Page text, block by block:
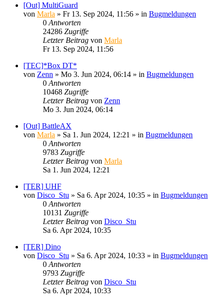
[Out] MultiGuard
von Marla » Fr 13. Sep 2024, 11:56 » in Bugmeldungen
0 Antworten
24286 Zugriffe
Letzter Beitrag von Marla
Fr 13. Sep 2024, 11:56
[TEC]*Box DT*
von Zenn » Mo 3. Jun 2024, 06:14 » in Bugmeldungen
0 Antworten
10468 Zugriffe
Letzter Beitrag von Zenn
Mo 3. Jun 2024, 06:14
[Out] BattleAX
von Marla » Sa 1. Jun 2024, 12:21 » in Bugmeldungen
0 Antworten
9783 Zugriffe
Letzter Beitrag von Marla
Sa 1. Jun 2024, 12:21
[TER] UHF
von Disco_Stu » Sa 6. Apr 2024, 10:35 » in Bugmeldungen
0 Antworten
10131 Zugriffe
Letzter Beitrag von Disco_Stu
Sa 6. Apr 2024, 10:35
[TER] Dino
von Disco_Stu » Sa 6. Apr 2024, 10:33 » in Bugmeldungen
0 Antworten
9793 Zugriffe
Letzter Beitrag von Disco_Stu
Sa 6. Apr 2024, 10:33